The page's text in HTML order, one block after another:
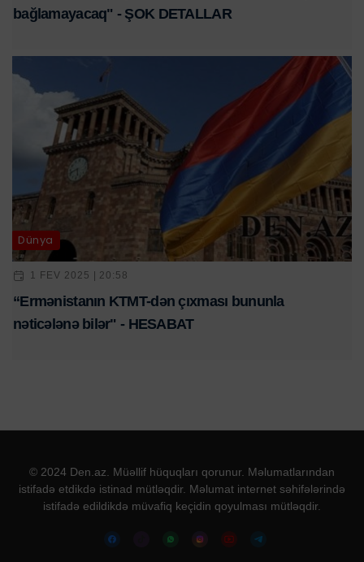
bağlamayacaq" - ŞOK DETALLAR
Dünya
1 FEV 2025 | 20:58
“Ermənistanın KTMT-dən çıxması bununla
nəticələnə bilər" - HESABAT
© 2024 Den.az. Müəllif hüquqları qorunur. Məlumatlarından
istifadə etdikdə istinad mütləqdir. Məlumat internet səhifələrində
istifadə edildikdə müvafiq keçidin qoyulması mütləqdir.